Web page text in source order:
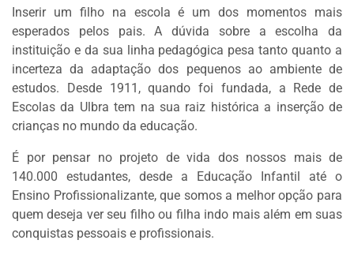
Inserir um filho na escola é um dos momentos mais
esperados pelos pais. A dúvida sobre a escolha da
instituição e da sua linha pedagógica pesa tanto quanto a
incerteza da adaptação dos pequenos ao ambiente de
estudos. Desde 1911, quando foi fundada, a Rede de
Escolas da Ulbra tem na sua raiz histórica a inserção de
crianças no mundo da educação.
É por pensar no projeto de vida dos nossos mais de
140.000 estudantes, desde a Educação Infantil até o
Ensino Profissionalizante, que somos a melhor opção para
quem deseja ver seu filho ou filha indo mais além em suas
conquistas pessoais e profissionais.